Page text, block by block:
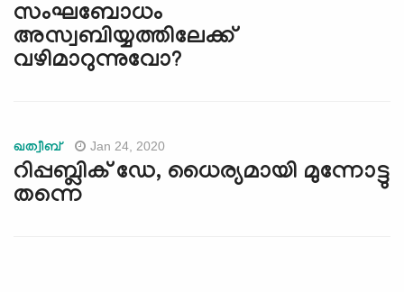
സംഘബോധം
അസ്വബിയ്യത്തിലേക്ക്
വഴിമാറുന്നുവോ?
ഖത്വീബ് Jan 24, 2020
റിപ്പബ്ലിക് ഡേ, ധൈര്യമായി മുന്നോട്ടു
തന്നെ